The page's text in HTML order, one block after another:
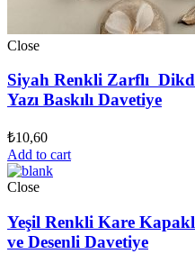
Close
Siyah Renkli Zarflı
Yazı Baskılı Davetiye
₺10,60
Add to cart
Close
Yeşil Renkli Kare
ve Desenli Davetiye